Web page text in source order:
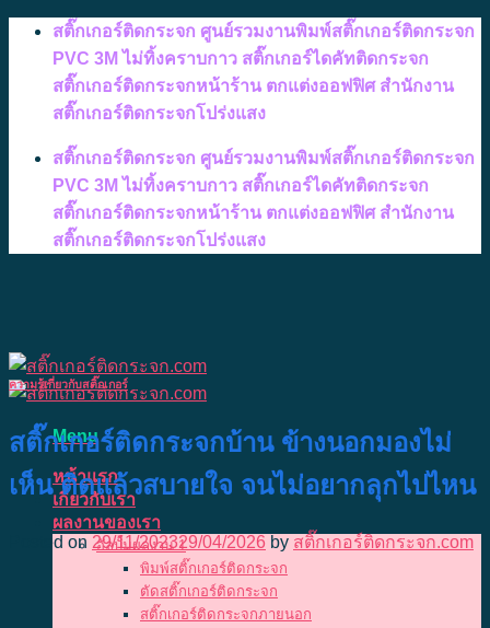
Skip
content
สติ๊กเกอร์ติดกระจก ศูนย์รวมงานพิมพ์สติ๊กเกอร์ติดกระจก
PVC 3M ไม่ทิ้งคราบกาว สติ๊กเกอร์ไดคัทติดกระจก
สติ๊กเกอร์ติดกระจกหน้าร้าน ตกแต่งออฟฟิศ สำนักงาน
สติ๊กเกอร์ติดกระจกโปร่งแสง
สติ๊กเกอร์ติดกระจก ศูนย์รวมงานพิมพ์สติ๊กเกอร์ติดกระจก
PVC 3M ไม่ทิ้งคราบกาว สติ๊กเกอร์ไดคัทติดกระจก
สติ๊กเกอร์ติดกระจกหน้าร้าน ตกแต่งออฟฟิศ สำนักงาน
สติ๊กเกอร์ติดกระจกโปร่งแสง
Menu
หน้าแรก
เกี่ยวกับเรา
ผลงานของเรา
อัลบั้มผลงาน 1
พิมพ์สติ๊กเกอร์ติดกระจก
ตัดสติ๊กเกอร์ติดกระจก
สติ๊กเกอร์ติดกระจกภายนอก
ความรู้เกี่ยวกับสติ๊กเกอร์
สติ๊กเกอร์ติดกระจกบ้าน ข้างนอกมองไม่
เห็น ติดแล้วสบายใจ จนไม่อยากลุกไปไหน
Posted on 29/11/202329/04/2026 by สติ๊กเกอร์ติดกระจก.com